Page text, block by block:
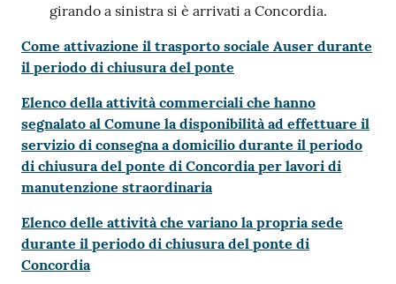
girando a sinistra si è arrivati a Concordia.
Come attivazione il trasporto sociale Auser durante
il periodo di chiusura del ponte
Elenco della attività commerciali che hanno
segnalato al Comune la disponibilità ad effettuare il
servizio di consegna a domicilio durante il periodo
di chiusura del ponte di Concordia per lavori di
manutenzione straordinaria
Elenco delle attività che variano la propria sede
durante il periodo di chiusura del ponte di
Concordia